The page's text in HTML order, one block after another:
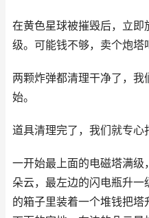
在黄色星球被摧毁后，立
级。可能钱不够，卖个炮塔
两颗炸弹都清理干净了，
始。
道具清理完了，我们就专心
一开始最上面的电磁塔满
朵云，最左边的闪电瓶升
的箱子里装着一个堆钱把